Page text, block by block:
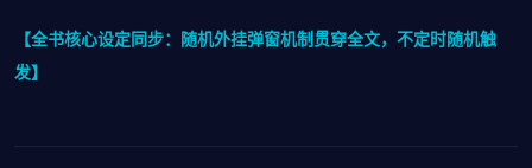
【全书核心设定同步：随机外挂弹窗机制贯穿全文，不定时随机触
发】